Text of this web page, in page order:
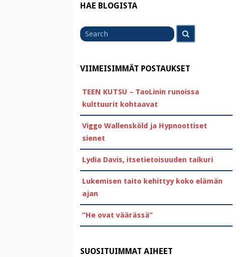
HAE BLOGISTA
for
VIIMEISIMMÄT POSTAUKSET
TEEN KUTSU – TaoLinin runoissa
kulttuurit kohtaavat
Viggo Wallensköld ja Hypnoottiset
sienet
Lydia Davis, itsetietoisuuden taikuri
Lukemisen taito kehittyy koko elämän
ajan
”He ovat väärässä”
SUOSITUIMMAT AIHEET